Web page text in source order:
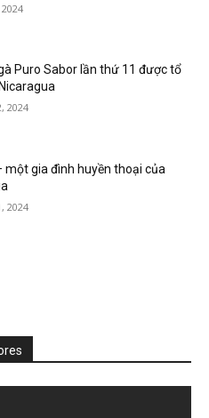
Puro Sabor lần thứ 11 được tổ
2024
một gia đình huyền thoại của
2024